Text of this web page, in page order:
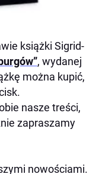
książki Sigrid-
, wydanej
można kupić,
nasze treści,
zapraszamy
nowościami.